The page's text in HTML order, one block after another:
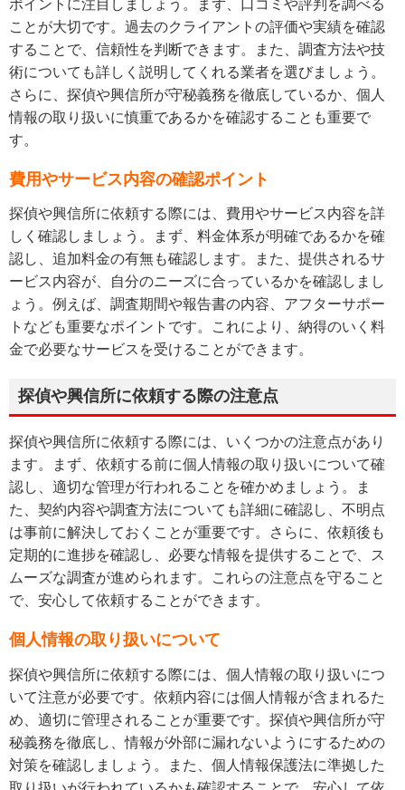
ポイントに注目しましょう。まず、口コミや評判を調べる
ことが大切です。過去のクライアントの評価や実績を確認
することで、信頼性を判断できます。また、調査方法や技
術についても詳しく説明してくれる業者を選びましょう。
さらに、探偵や興信所が守秘義務を徹底しているか、個人
情報の取り扱いに慎重であるかを確認することも重要で
す。
費用やサービス内容の確認ポイント
探偵や興信所に依頼する際には、費用やサービス内容を詳
しく確認しましょう。まず、料金体系が明確であるかを確
認し、追加料金の有無も確認します。また、提供されるサ
ービス内容が、自分のニーズに合っているかを確認しまし
ょう。例えば、調査期間や報告書の内容、アフターサポー
トなども重要なポイントです。これにより、納得のいく料
金で必要なサービスを受けることができます。
探偵や興信所に依頼する際の注意点
探偵や興信所に依頼する際には、いくつかの注意点があり
ます。まず、依頼する前に個人情報の取り扱いについて確
認し、適切な管理が行われることを確かめましょう。ま
た、契約内容や調査方法についても詳細に確認し、不明点
は事前に解決しておくことが重要です。さらに、依頼後も
定期的に進捗を確認し、必要な情報を提供することで、ス
ムーズな調査が進められます。これらの注意点を守ること
で、安心して依頼することができます。
個人情報の取り扱いについて
探偵や興信所に依頼する際には、個人情報の取り扱いにつ
いて注意が必要です。依頼内容には個人情報が含まれるた
め、適切に管理されることが重要です。探偵や興信所が守
秘義務を徹底し、情報が外部に漏れないようにするための
対策を確認しましょう。また、個人情報保護法に準拠した